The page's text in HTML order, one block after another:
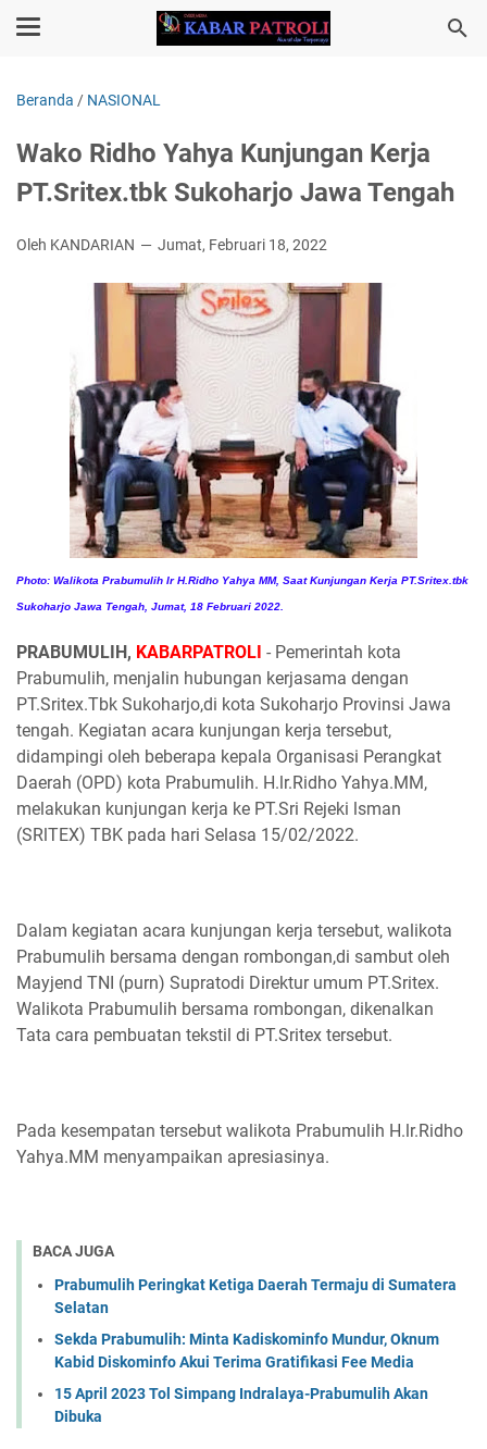
Beranda / NASIONAL
Wako Ridho Yahya Kunjungan Kerja
PT.Sritex.tbk Sukoharjo Jawa Tengah
Oleh KANDARIAN Jumat, Februari 18, 2022
Photo: Walikota Prabumulih Ir H.Ridho Yahya MM, Saat Kunjungan Kerja PT.Sritex.tbk
Sukoharjo Jawa Tengah, Jumat, 18 Februari 2022.
PRABUMULIH, KABARPATROLI - Pemerintah kota
Prabumulih, menjalin hubungan kerjasama dengan
PT.Sritex.Tbk Sukoharjo,di kota Sukoharjo Provinsi Jawa
tengah. Kegiatan acara kunjungan kerja tersebut,
didampingi oleh beberapa kepala Organisasi Perangkat
Daerah (OPD) kota Prabumulih. H.lr.Ridho Yahya.MM,
melakukan kunjungan kerja ke PT.Sri Rejeki lsman
(SRlTEX) TBK pada hari Selasa 15/02/2022.
Dalam kegiatan acara kunjungan kerja tersebut, walikota
Prabumulih bersama dengan rombongan,di sambut oleh
Mayjend TNI (purn) Supratodi Direktur umum PT.Sritex.
Walikota Prabumulih bersama rombongan, dikenalkan
Tata cara pembuatan tekstil di PT.Sritex tersebut.
Pada kesempatan tersebut walikota Prabumulih H.lr.Ridho
Yahya.MM menyampaikan apresiasinya.
BACA JUGA
Prabumulih Peringkat Ketiga Daerah Termaju di Sumatera
Selatan
Sekda Prabumulih: Minta Kadiskominfo Mundur, Oknum
Kabid Diskominfo Akui Terima Gratifikasi Fee Media
15 April 2023 Tol Simpang Indralaya-Prabumulih Akan
Dibuka